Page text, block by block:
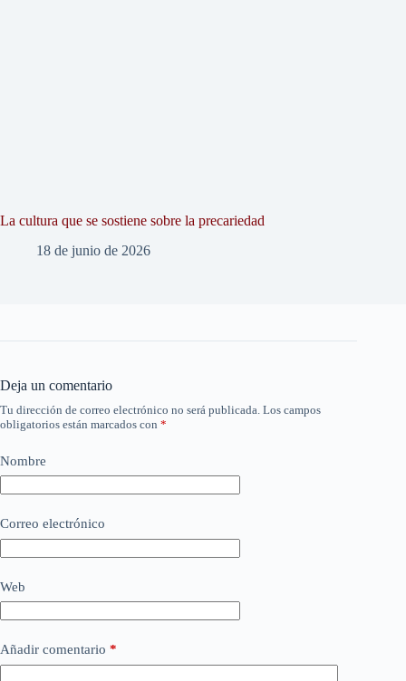
La cultura que se sostiene sobre la precariedad
18 de junio de 2026
Deja un comentario
Tu dirección de correo electrónico no será publicada. Los campos
obligatorios están marcados con *
Nombre
Correo electrónico
Web
Añadir comentario *